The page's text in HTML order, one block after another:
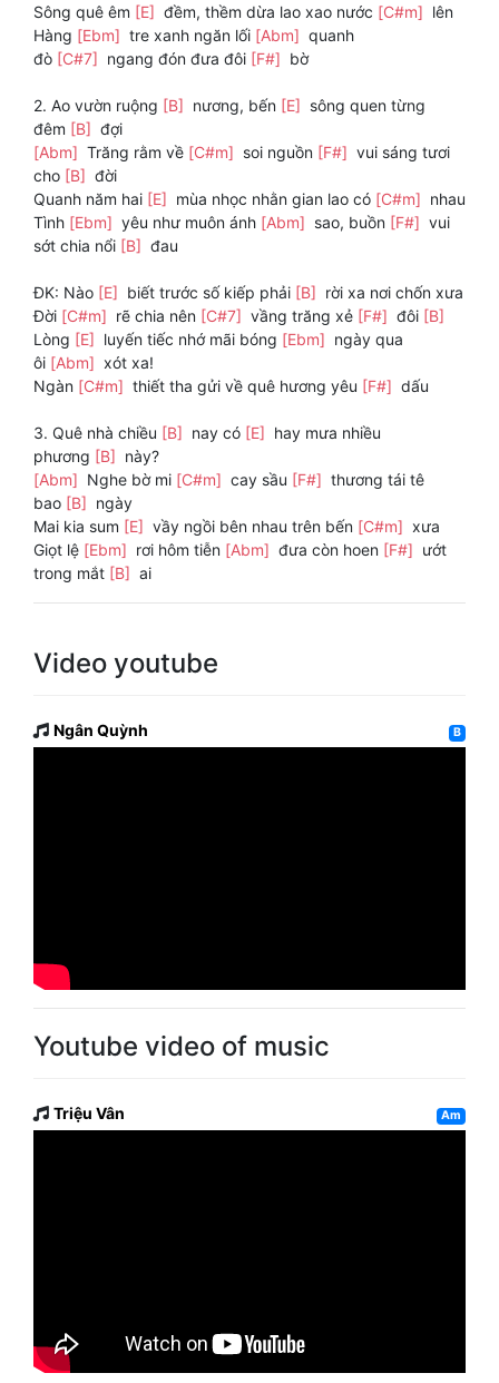
Sông quê êm [E] đềm, thềm dừa lao xao nước [C#m] lên
Hàng [Ebm] tre xanh ngăn lối [Abm] quanh
đò [C#7] ngang đón đưa đôi [F#] bờ
2. Ao vườn ruộng [B] nương, bến [E] sông quen từng
đêm [B] đợi
[Abm] Trăng rằm về [C#m] soi nguồn [F#] vui sáng tươi
cho [B] đời
Quanh năm hai [E] mùa nhọc nhằn gian lao có [C#m] nhau
Tình [Ebm] yêu như muôn ánh [Abm] sao, buồn [F#] vui
sớt chia nổi [B] đau
ĐK: Nào [E] biết trước số kiếp phải [B] rời xa nơi chốn xưa
Đời [C#m] rẽ chia nên [C#7] vầng trăng xẻ [F#] đôi [B]
Lòng [E] luyến tiếc nhớ mãi bóng [Ebm] ngày qua
ôi [Abm] xót xa!
Ngàn [C#m] thiết tha gửi về quê hương yêu [F#] dấu
3. Quê nhà chiều [B] nay có [E] hay mưa nhiều
phương [B] này?
[Abm] Nghe bờ mi [C#m] cay sầu [F#] thương tái tê
bao [B] ngày
Mai kia sum [E] vầy ngồi bên nhau trên bến [C#m] xưa
Giọt lệ [Ebm] rơi hôm tiễn [Abm] đưa còn hoen [F#] ướt
trong mắt [B] ai
Video youtube
Ngân Quỳnh B
Youtube video of music
Triệu Vân Am